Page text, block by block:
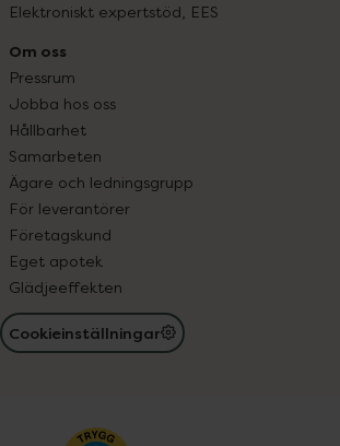
Elektroniskt expertstöd, EES
Om oss
Pressrum
Jobba hos oss
Hållbarhet
Samarbeten
Ägare och ledningsgrupp
För leverantörer
Företagskund
Eget apotek
Glädjeeffekten
Cookieinställningar